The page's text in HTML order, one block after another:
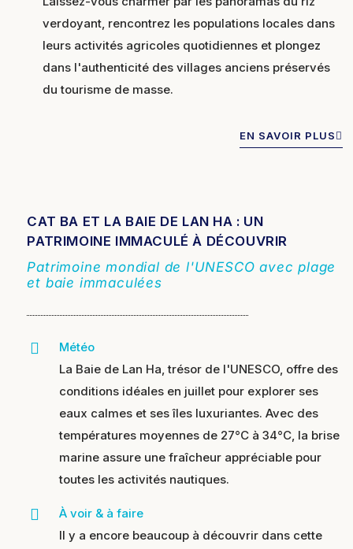
verdoyant, rencontrez les populations locales dans
leurs activités agricoles quotidiennes et plongez
dans l'authenticité des villages anciens préservés
du tourisme de masse.
EN SAVOIR PLUS
CAT BA ET LA BAIE DE LAN HA : UN
PATRIMOINE IMMACULÉ À DÉCOUVRIR
Patrimoine mondial de l'UNESCO avec plage
et baie immaculées
Météo
La Baie de Lan Ha, trésor de l'UNESCO, offre des
conditions idéales en juillet pour explorer ses
eaux calmes et ses îles luxuriantes. Avec des
températures moyennes de 27°C à 34°C, la brise
marine assure une fraîcheur appréciable pour
toutes les activités nautiques.
À voir & à faire
Il y a encore beaucoup à découvrir dans cette